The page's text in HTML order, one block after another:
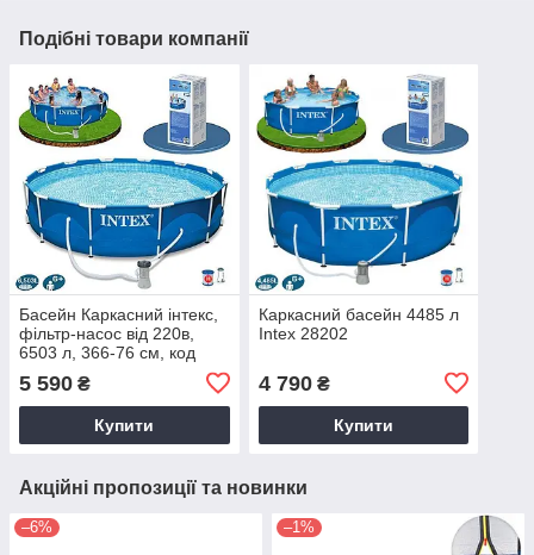
Подібні товари компанії
Басейн Каркасний інтекс,
фільтр-насос від 220в,
6503 л, 366-76 см, код
5 590 ₴
Купити
Каркасний басейн 4485 л
Intex 28202
4 790₴
Купити
Акційні пропозиції та новинки
–6% –1%